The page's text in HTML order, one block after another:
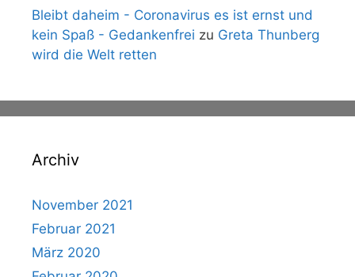
Bleibt daheim - Coronavirus es ist ernst und
kein Spaß - Gedankenfrei zu Greta Thunberg
wird die Welt retten
Archiv
November 2021
Februar 2021
März 2020